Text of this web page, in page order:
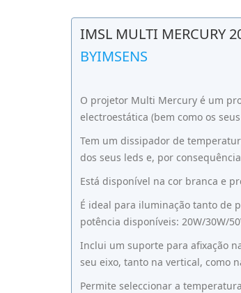
IMSL MULTI MERCURY
BYIMSENS
O projetor Multi Mercury é um
electroestática (bem como os
Tem um dissipador de
dos seus leds e, por
Está disponível na cor branca e
É ideal para iluminação tanto de
potência disponíveis: 20W/30W/
Inclui um suporte para afixação
seu eixo, tanto na vertical, como
Permite seleccionar a